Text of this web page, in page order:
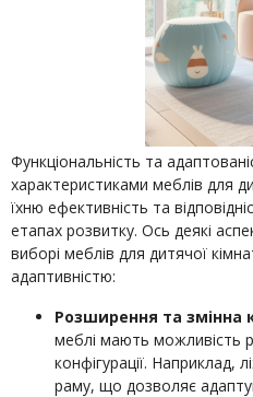
Функціональність та
характеристиками меблів для
їхню ефективність та
етапах розвитку. Ось деякі
виборі меблів для дитячої
адаптивністю:
Розширення та змінна
меблі мають можливість
конфігурації.
раму, що дозволяє